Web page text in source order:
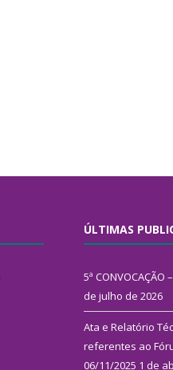
ÚLTIMAS
5ª CONVOCAÇÃO
de julho de 2026
Ata e Relatório
referentes ao
06/11/2025 1 de